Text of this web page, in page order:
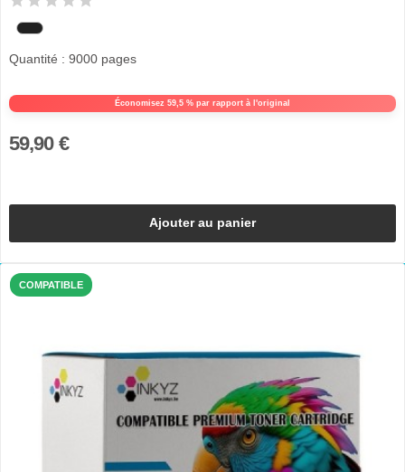
Économisez 59,5 % par rapport à l'original
Quantité : 9000 pages
59,90 €
Ajouter au panier
COMPATIBLE